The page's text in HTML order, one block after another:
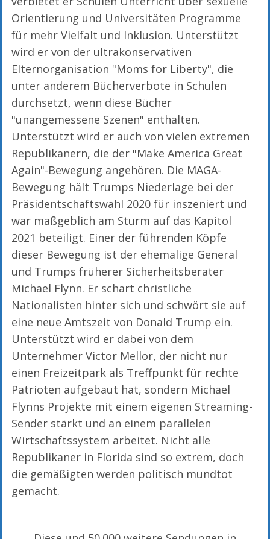
Orientierung und Universitäten Programme
für mehr Vielfalt und Inklusion. Unterstützt
wird er von der ultrakonservativen
Elternorganisation "Moms for Liberty", die
unter anderem Bücherverbote in Schulen
durchsetzt, wenn diese Bücher
"unangemessene Szenen" enthalten.
Unterstützt wird er auch von vielen extremen
Republikanern, die der "Make America Great
Again"-Bewegung angehören. Die MAGA-
Bewegung hält Trumps Niederlage bei der
Präsidentschaftswahl 2020 für inszeniert und
war maßgeblich am Sturm auf das Kapitol
2021 beteiligt. Einer der führenden Köpfe
dieser Bewegung ist der ehemalige General
und Trumps früherer Sicherheitsberater
Michael Flynn. Er schart christliche
Nationalisten hinter sich und schwört sie auf
eine neue Amtszeit von Donald Trump ein.
Unterstützt wird er dabei von dem
Unternehmer Victor Mellor, der nicht nur
einen Freizeitpark als Treffpunkt für rechte
Patrioten aufgebaut hat, sondern Michael
Flynns Projekte mit einem eigenen Streaming-
Sender stärkt und an einem parallelen
Wirtschaftssystem arbeitet. Nicht alle
Republikaner in Florida sind so extrem, doch
die gemäßigten werden politisch mundtot
gemacht.